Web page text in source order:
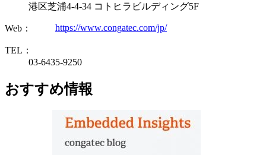
港区芝浦4-4-34 コトヒラビルディング5F
Web： https://www.congatec.com/jp/
TEL：
03-6435-9250
おすすめ情報